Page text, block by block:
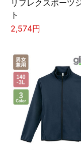
リフレクスポーツ
ト
2,574円